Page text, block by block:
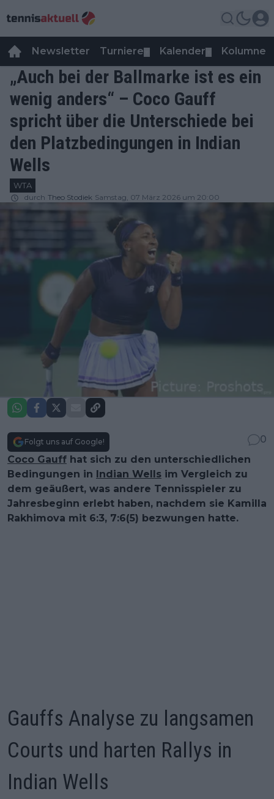
Newsletter Turniere Kalender Kolumnen
„Auch bei der Ballmarke ist es ein
wenig anders“ – Coco Gauff
spricht über die Unterschiede bei
den Platzbedingungen in Indian
Wells
WTA
durch Theo Stodiek Samstag, 07 März 2026 um 20:00
Folgt uns auf Google!
0
Coco Gauff hat sich zu den unterschiedlichen
Bedingungen in
Indian Wells im Vergleich zu
dem geäußert, was andere Tennisspieler zu
Jahresbeginn erlebt haben, nachdem sie Kamilla
Rakhimova mit 6:3, 7:6(5) bezwungen hatte.
Gauffs Analyse zu langsamen
Courts und harten Rallys in
Indian Wells